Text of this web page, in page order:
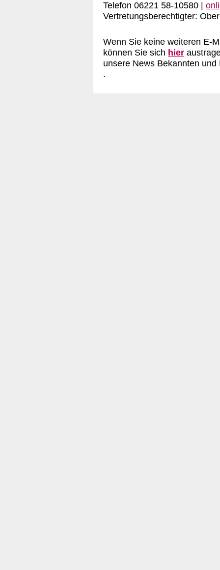
Telefon 06221 58-10580 |
Vertretungsberechtigter:
Wenn Sie keine weiteren E-
können Sie sich hier
unsere News Bekannten
.